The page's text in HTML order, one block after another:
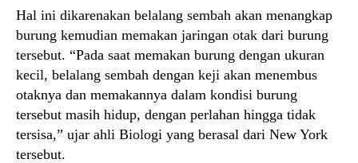
Hal ini dikarenakan belalang sembah akan menangkap
burung kemudian memakan jaringan otak dari burung
tersebut. “Pada saat memakan burung dengan ukuran
kecil, belalang sembah dengan keji akan menembus
otaknya dan memakannya dalam kondisi burung
tersebut masih hidup, dengan perlahan hingga tidak
tersisa,” ujar ahli Biologi yang berasal dari New York
tersebut.